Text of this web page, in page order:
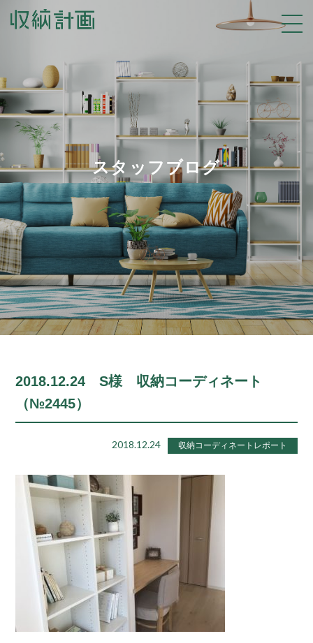
スタッフブログ
2018.12.24 S様 収納コーディネート
（№2445）
2018.12.24 収納コーディネートレポート